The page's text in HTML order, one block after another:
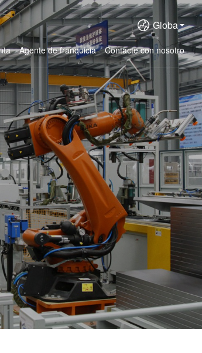
Globa
Agente de franquicia Contacte con nosotro